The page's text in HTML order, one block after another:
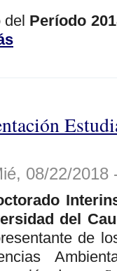
del Período
08/22/2018
del
de